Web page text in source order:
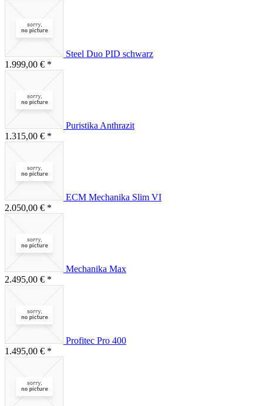
Steel Duo PID schwarz
1.999,00 € *
Puristika Anthrazit
1.315,00 € *
ECM Mechanika Slim VI
2.050,00 € *
Mechanika Max
2.495,00 € *
Profitec Pro 400
1.495,00 € *